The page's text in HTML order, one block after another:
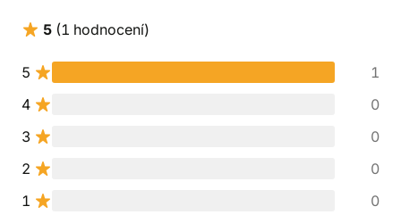
5 (1 hodnocení)
5
1
4
0
3
0
2
0
1
0